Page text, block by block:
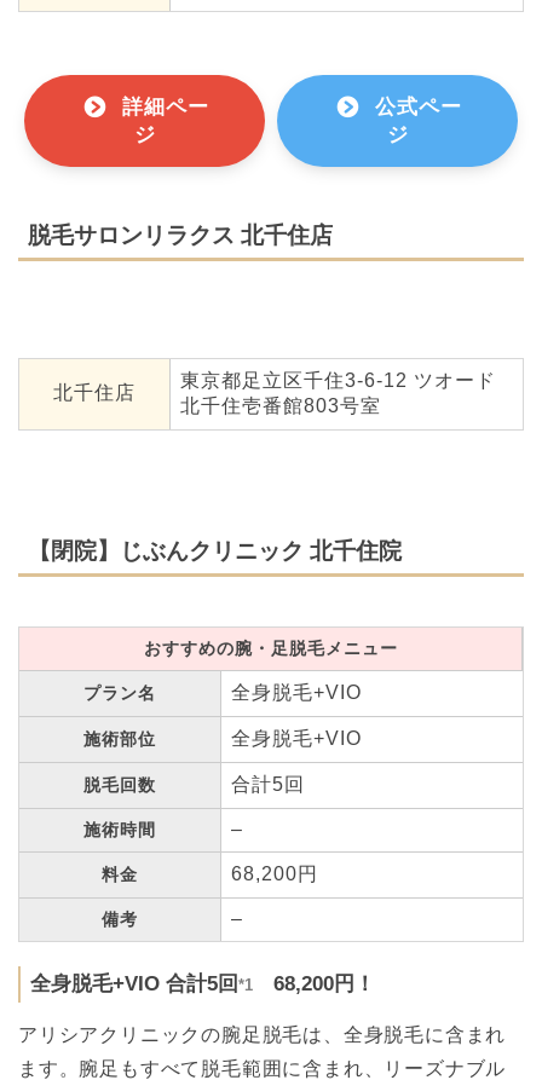
詳細ペー
ジ
公式ペー
ジ
脱毛サロンリラクス 北千住店
北千住店
東京都足立区千住3-6-12 ツオード
北千住壱番館803号室
【閉院】じぶんクリニック 北千住院
おすすめの腕・足脱毛メニュー
プラン名 全身脱毛+VIO
施術部位 全身脱毛+VIO
脱毛回数 合計5回
施術時間 –
料金 68,200円
備考 –
全身脱毛+VIO 合計5回 *1 68,200円！
アリシアクリニックの腕足脱毛は、全身脱毛に含まれ
ます。腕足もすべて脱毛範囲に含まれ、リーズナブル